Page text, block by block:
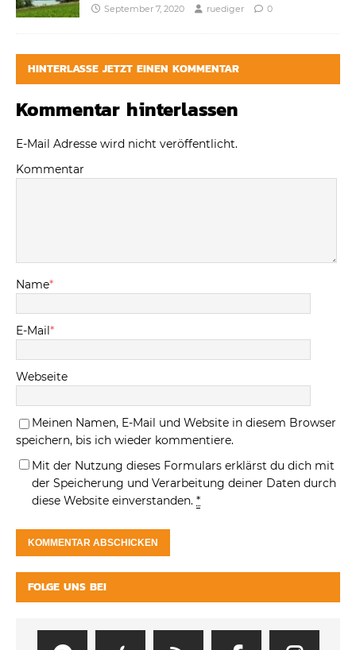
September 7, 2020 ruediger 0
HINTERLASSE JETZT EINEN KOMMENTAR
Kommentar hinterlassen
E-Mail Adresse wird nicht veröffentlicht.
Kommentar
Name*
E-Mail*
Webseite
Meinen Namen, E-Mail und Website in diesem Browser
speichern, bis ich wieder kommentiere.
Mit der Nutzung dieses Formulars erklärst du dich mit
der Speicherung und Verarbeitung deiner Daten durch
diese Website einverstanden. *
FOLGE UNS BEI